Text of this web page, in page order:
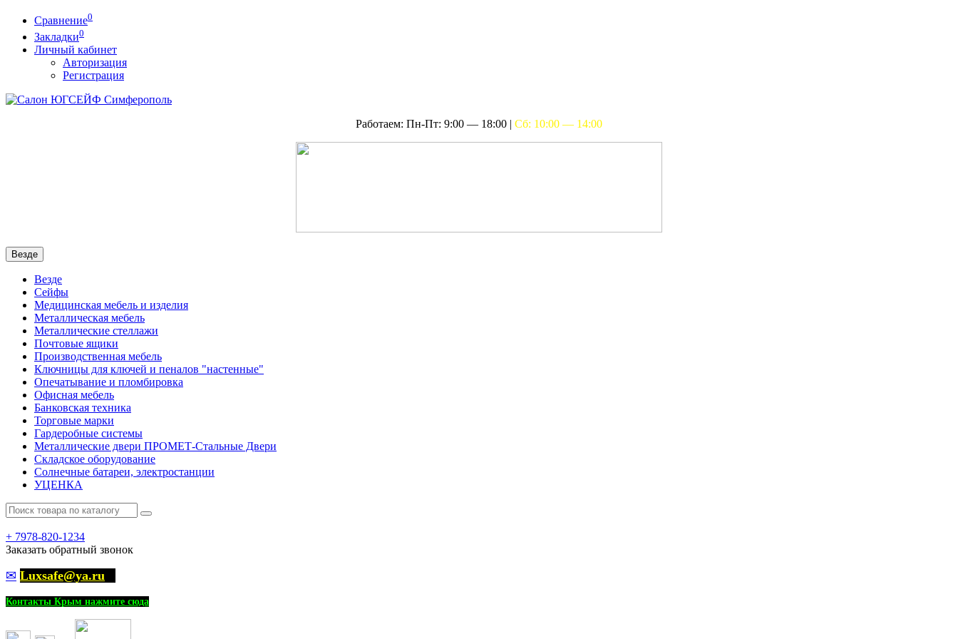
Сравнение0
Закладки0
Личный кабинет
Авторизация
Регистрация
Работаем: Пн-Пт: 9:00 — 18:00 | Сб: 10:00 — 14:00
Везде
Везде
Сейфы
Медицинская мебель и изделия
Металлическая мебель
Металлические стеллажи
Почтовые ящики
Производственная мебель
Ключницы для ключей и пеналов "настенные"
Опечатывание и пломбировка
Офисная мебель
Банковская техника
Торговые марки
Гардеробные системы
Металлические двери ПРОМЕТ-Стальные Двери
Складское оборудование
Солнечные батареи, электростанции
УЦЕНКА
+ 7978-820-1234
Заказать обратный звонок
✉ Luxsafe@ya.ru
Контакты Крым нажмите сюда